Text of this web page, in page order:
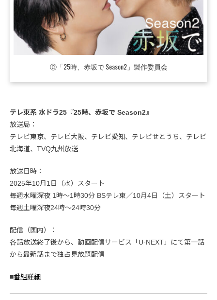
Ⓒ「25時、赤坂で Season2」製作委員会
テレ東系 水ドラ25『25時、赤坂で Season2』
放送局：
テレビ東京、テレビ大阪、テレビ愛知、テレビせとうち、テレビ
北海道、TVQ九州放送
放送日時：
2025年10月1日（水）スタート
毎週水曜深夜 1時〜1時30分 BSテレ東／10月4日（土）スタート
毎週土曜深夜24時～24時30分
配信（国内）：
各話放送終了後から、動画配信サービス「U-NEXT」にて第一話
から最新話まで独占見放題配信
■番組詳細